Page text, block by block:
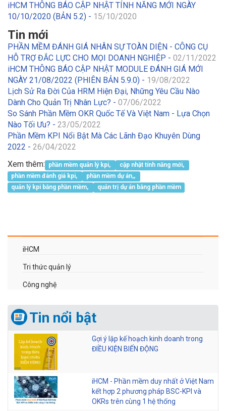
iHCM THÔNG BÁO CẬP NHẬT TÍNH NĂNG MỚI NGÀY
10/10/2020 (BẢN 5.2) - 15/10/2020
Tin mới
PHẦN MỀM ĐÁNH GIÁ NHÂN SỰ TOÀN DIỆN - CÔNG CỤ
HỖ TRỢ ĐẮC LỰC CHO MỌI DOANH NGHIỆP - 02/11/2022
iHCM THÔNG BÁO CẬP NHẬT MODULE ĐÁNH GIÁ MỚI
NGÀY 21/08/2022 (PHIÊN BẢN 5.9.0) - 19/08/2022
Lịch Sử Ra Đời Của HRM Hiện Đại, Những Yêu Cầu Nào
Dành Cho Quản Trị Nhân Lực? - 07/06/2022
So Sánh Phần Mềm OKR Quốc Tế Và Việt Nam - Lựa Chọn
Nào Tối Ưu? - 23/05/2022
Phần Mềm KPI Nổi Bật Mà Các Lãnh Đạo Khuyên Dùng
2022 - 26/04/2022
Xem thêm:
phần mềm quản lý kpi,
cập nhật tính năng mới,
phần mềm đánh giá kpi,
phần mềm dự án,,
quản lý kpi bằng phần mềm,
quản trị dự án bằng phần mềm
iHCM
Tri thức quản lý
Công nghệ
Tin nổi bật
Gợi ý lập kế hoạch kinh doanh trong
ĐIỀU KIỆN BIẾN ĐỘNG
iHCM - Phần mềm duy nhất ở Việt Nam
kết hợp 2 phương pháp BSC-KPI và
OKRs trên cùng 1 hệ thống